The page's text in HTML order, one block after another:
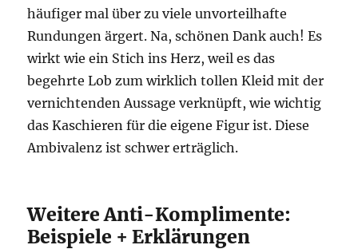
häufiger mal über zu viele unvorteilhafte
Rundungen ärgert. Na, schönen Dank auch! Es
wirkt wie ein Stich ins Herz, weil es das
begehrte Lob zum wirklich tollen Kleid mit der
vernichtenden Aussage verknüpft, wie wichtig
das Kaschieren für die eigene Figur ist. Diese
Ambivalenz ist schwer erträglich.
Weitere Anti-Komplimente:
Beispiele + Erklärungen